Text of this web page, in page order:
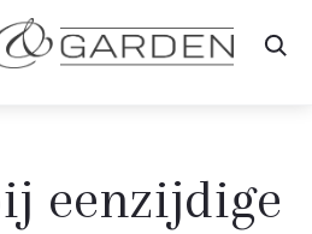
eenzijdige